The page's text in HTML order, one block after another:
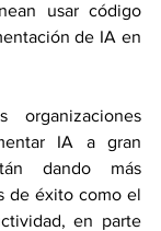
usar código
de IA en
IA a gran
dando más
de éxito como el
en parte